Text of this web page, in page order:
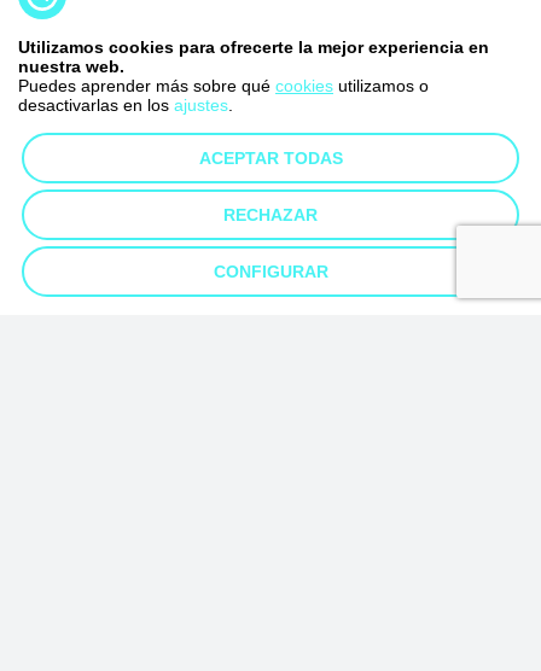
Utilizamos cookies para ofrecerte la mejor experiencia en
nuestra web.
Puedes aprender más sobre qué cookies utilizamos o
desactivarlas en los ajustes
ACEPTAR TODAS
RECHAZAR
CONFIGURAR